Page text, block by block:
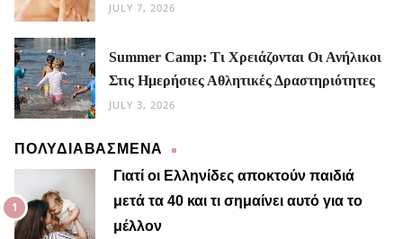
JULY 7, 2026
Summer Camp: Τι Χρειάζονται Οι Ανήλικοι
Στις Ημερήσιες Αθλητικές Δραστηριότητες
JULY 3, 2026
ΠΟΛΥΔΙΑΒΑΣΜΕΝΑ
Γιατί οι Ελληνίδες αποκτούν παιδιά
μετά τα 40 και τι σημαίνει αυτό για το
μέλλον